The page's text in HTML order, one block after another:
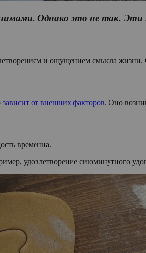
Однако это не так.
и ощущением смысла
зависит от внешних факторов. Оно
временна.
удовлетворение сиюминутного